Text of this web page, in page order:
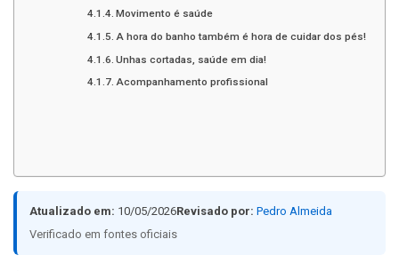
Movimento é saúde
A hora do banho também é hora de cuidar dos pés!
Unhas cortadas, saúde em dia!
Acompanhamento profissional
Atualizado em: 10/05/2026Revisado por: Pedro Almeida
Verificado em fontes oficiais